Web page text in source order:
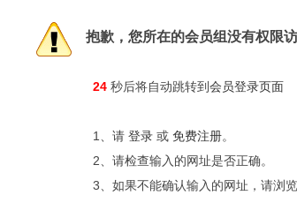
抱歉，您所在的会员组没有权限
24 秒后将自动跳转到会员登录页面
1、请 登录 或 免费注册。
2、请检查输入的网址是否正确。
3、如果不能确认输入的网址，请浏览